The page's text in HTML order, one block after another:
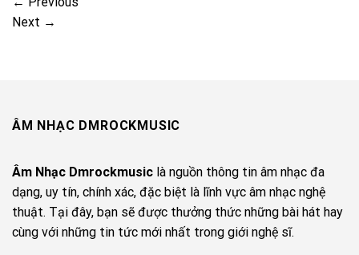
Next →
ÂM NHẠC DMROCKMUSIC
Âm Nhạc Dmrockmusic là nguồn thông tin âm nhạc đa
dạng, uy tín, chính xác, đặc biệt là lĩnh vực âm nhạc nghệ
thuật. Tại đây, bạn sẽ được thưởng thức những bài hát hay
cùng với những tin tức mới nhất trong giới nghệ sĩ.